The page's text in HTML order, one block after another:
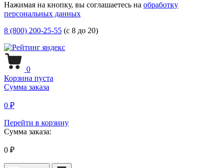
Нажимая на кнопку, вы соглашаетесь на обработку
персональных данных
8 (800) 200-25-55 (с 8 до 20)
0
Корзина пуста
Сумма заказа
0 ₽
Перейти в корзину
Сумма заказа:
0 ₽